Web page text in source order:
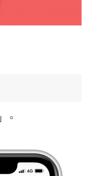
」。